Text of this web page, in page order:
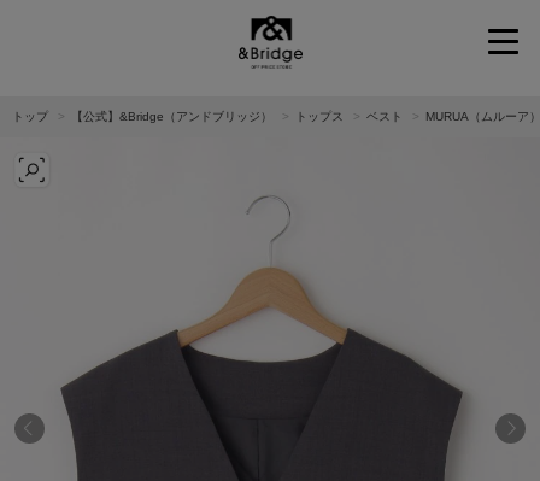
トップ 【公式】&Bridge（アンドブリッジ） トップス ベスト MURUA（ムルーア